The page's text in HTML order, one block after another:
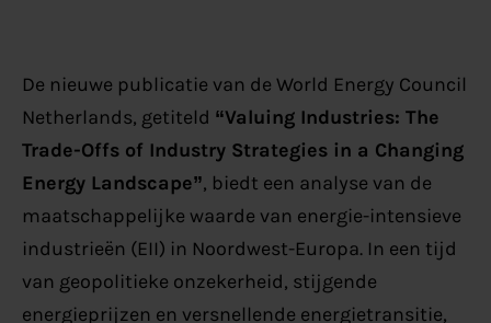
De nieuwe publicatie van de World Energy Council
Netherlands, getiteld “Valuing Industries: The
Trade-Offs of Industry Strategies in a Changing
Energy Landscape”, biedt een analyse van de
maatschappelijke waarde van energie-intensieve
industrieën (EII) in Noordwest-Europa. In een tijd
van geopolitieke onzekerheid, stijgende
energieprijzen en versnellende energietransitie,